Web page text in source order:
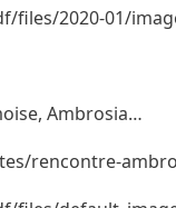
2020-01/
Ambrosia…
rencontre-